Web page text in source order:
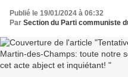
inquiétant!
Publié le 19/01/2024 à 06:32
Par Section du Parti communiste